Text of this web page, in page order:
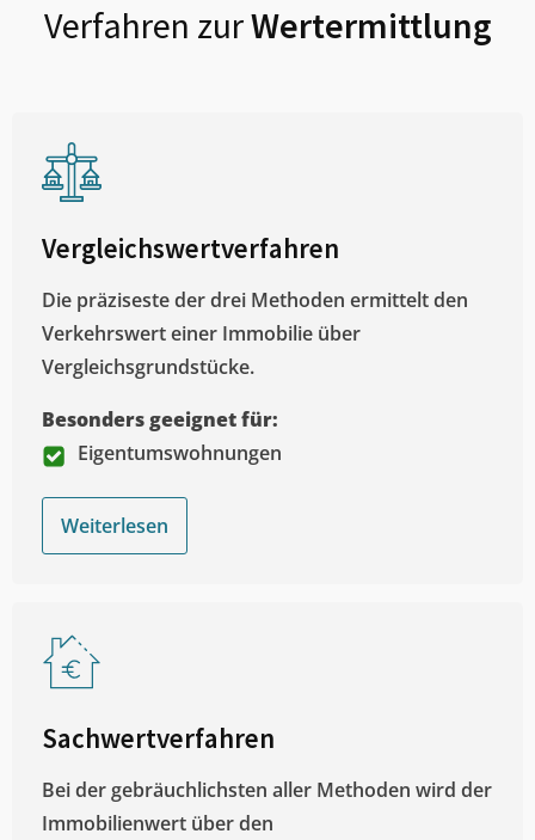
Verfahren zurWertermittlung
Vergleichswertverfahren
Die präziseste der drei Methoden ermittelt den
Verkehrswert einer Immobilie über
Vergleichsgrundstücke.
Besonders geeignet für:
Eigentumswohnungen
Weiterlesen
Sachwertverfahren
Bei der gebräuchlichsten aller Methoden wird der
Immobilienwert über den